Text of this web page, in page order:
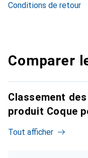
Conditions de retour
Comparer
Classement
produit Coque
Tout afficher